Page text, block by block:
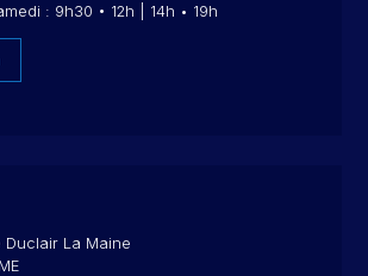
: 9h30 • 12h | 14h • 19h
Duclair La Maine